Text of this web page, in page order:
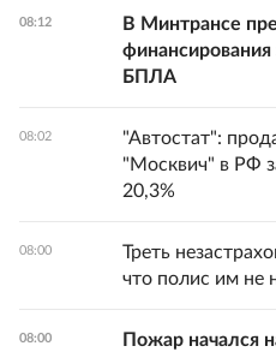
08:12
В Минтрансе
финансирования
БПЛА
08:02
"Автостат":
"Москвич" в РФ
20,3%
08:00
Треть
что полис им не
08:00
Пожар начался